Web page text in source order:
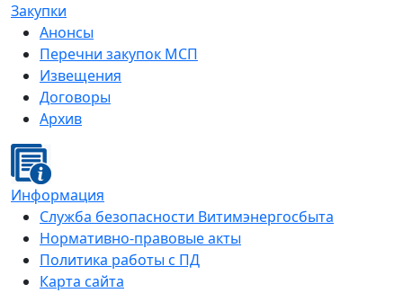
Закупки
Анонсы
Перечни закупок МСП
Извещения
Договоры
Архив
Информация
Служба безопасности Витимэнергосбыта
Нормативно-правовые акты
Политика работы с ПД
Карта сайта